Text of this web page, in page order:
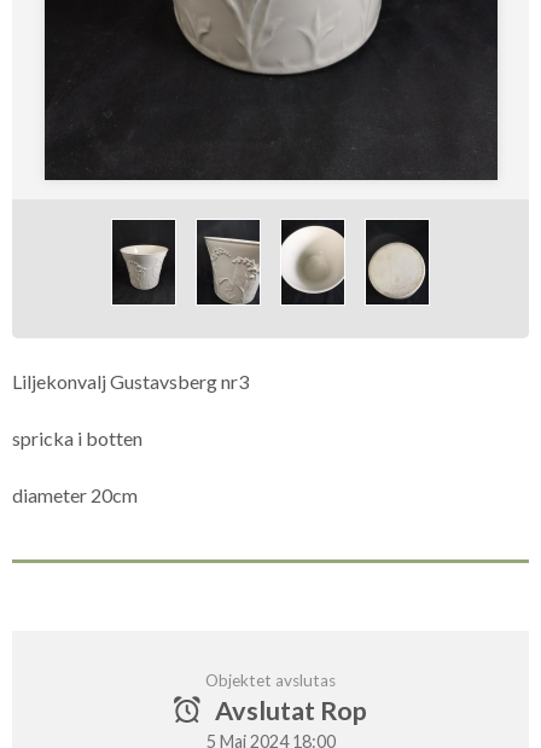
Liljekonvalj Gustavsberg nr3
spricka i botten
diameter 20cm
Objektet avslutas
Avslutat Rop
5 Maj 2024 18:00